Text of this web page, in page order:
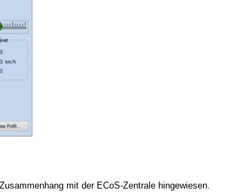
mit der ECoS-Zentrale hingewiesen.